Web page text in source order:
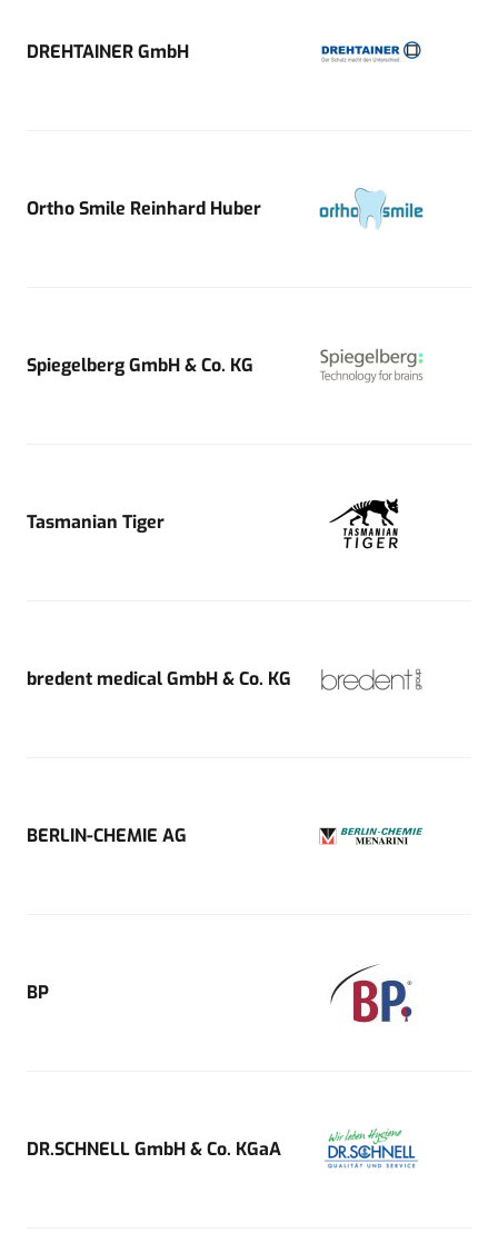
DREHTAINER GmbH
Ortho Smile Reinhard Huber
Spiegelberg GmbH & Co. KG
Tasmanian Tiger
bredent medical GmbH & Co. KG
BERLIN-CHEMIE AG
BP
DR.SCHNELL GmbH & Co. KGaA